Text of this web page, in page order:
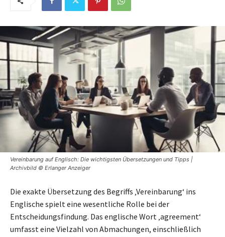
Vereinbarung auf Englisch: Die wichtigsten Übersetzungen und Tipps |
Archivbild © Erlanger Anzeiger
Die exakte Übersetzung des Begriffs ‚Vereinbarung‘ ins
Englische spielt eine wesentliche Rolle bei der
Entscheidungsfindung. Das englische Wort ‚agreement‘
umfasst eine Vielzahl von Abmachungen, einschließlich